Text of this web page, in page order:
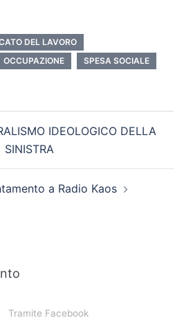
DEL LAVORO
OCCUPAZIONE SPESA SOCIALE
IDEOLOGICO DELLA
SINISTRA
a Radio Kaos
Tramite Facebook